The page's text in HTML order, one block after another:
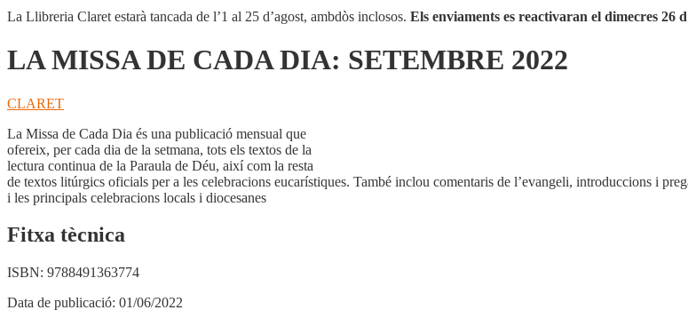
La Llibreria Claret estarà tancada de l’1 al 25 d’agost, ambdòs inclosos. Els enviaments es reactivaran el dimecres 26
LA MISSA DE CADA DIA: SETEMBRE 2022
CLARET
La Missa de Cada Dia és una publicació mensual que
ofereix, per cada dia de la setmana, tots els textos de la
lectura continua de la Paraula de Déu, així com la resta
de textos litúrgics oficials per a les celebracions eucarístiques. També inclou comentaris de l’evangeli, introduccions i
i les principals celebracions locals i diocesanes
Fitxa tècnica
ISBN: 9788491363774
Data de publicació: 01/06/2022